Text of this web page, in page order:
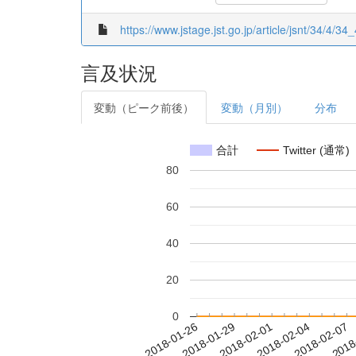
https://www.jstage.jst.go.jp/article/jsnt/34/4/
言及状況
変動（ピーク前後） 変動（月別） 分布
合計 Twitter (通常)
2018-01-262018-01-292018-02-012018-02-042018-02-07
0
20
40
60
80